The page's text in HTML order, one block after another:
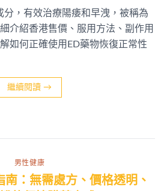
分，有效治療陽痿和早洩，被稱為
介紹香港售價、服用方法、副作用
如何正確使用ED藥物恢復正常性
繼續閱讀 →
男性健康
：無需處方、價格透明、